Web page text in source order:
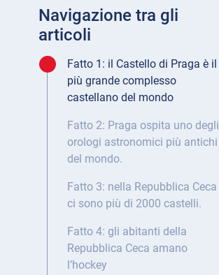
Navigazione tra gli
articoli
Fatto 1: il Castello di Praga è il
più grande complesso
castellano del mondo
Fatto 2: Praga ospita uno degli
orologi astronomici più antichi
del mondo.
Fatto 3: nella Repubblica Ceca
ci sono più di 2000 castelli.
Fatto 4: gli abitanti della
Repubblica Ceca amano
l’hockey